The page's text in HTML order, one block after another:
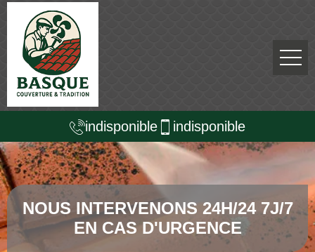
indisponible indisponible
NOUS INTERVENONS 24H/24 7J/7
EN CAS D'URGENCE